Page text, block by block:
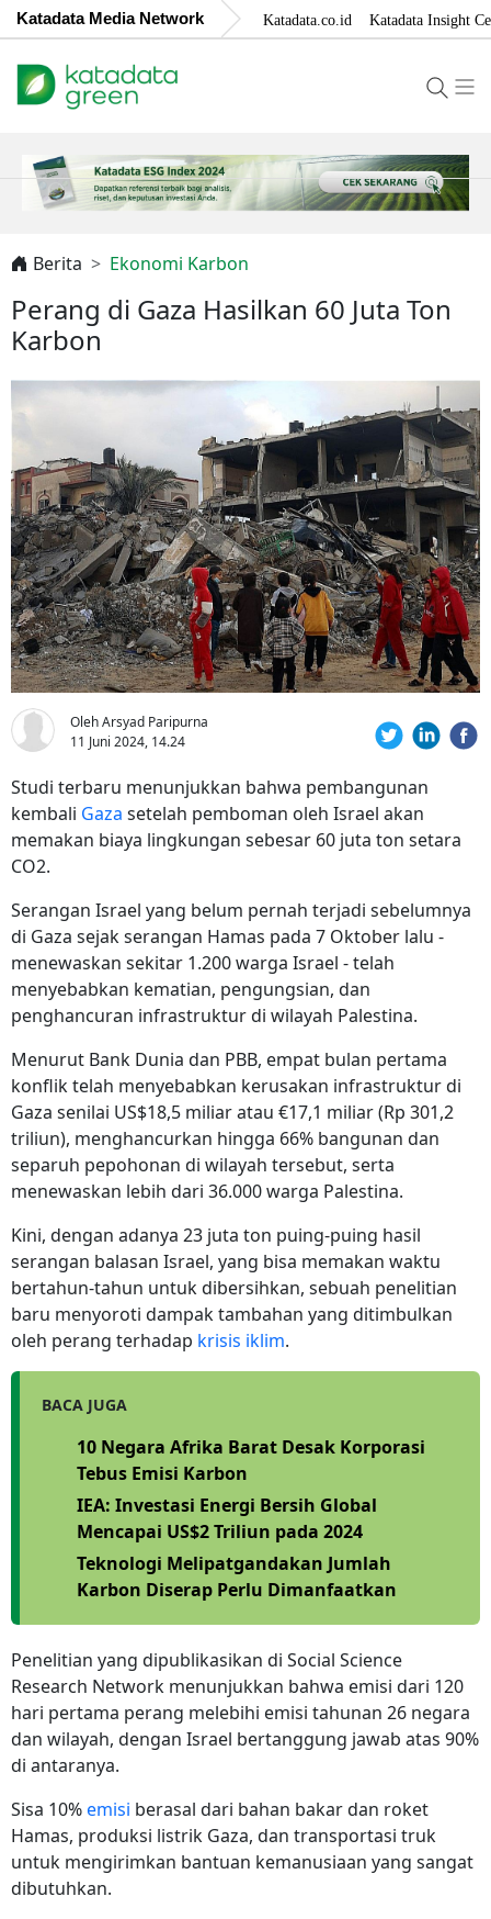
Katadata Media Network Katadata.co.id Katadata Insight
Berita Ekonomi Karbon
Perang di Gaza Hasilkan 60 Juta Ton
Karbon
Oleh Arsyad Paripurna
11 Juni 2024, 14.24
Studi terbaru menunjukkan bahwa pembangunan
kembali Gaza setelah pemboman oleh Israel akan
memakan biaya lingkungan sebesar 60 juta ton setara
CO2.
Serangan Israel yang belum pernah terjadi sebelumnya
di Gaza sejak serangan Hamas pada 7 Oktober lalu -
menewaskan sekitar 1.200 warga Israel - telah
menyebabkan kematian, pengungsian, dan
penghancuran infrastruktur di wilayah Palestina.
Menurut Bank Dunia dan PBB, empat bulan pertama
konflik telah menyebabkan kerusakan infrastruktur di
Gaza senilai US$18,5 miliar atau €17,1 miliar (Rp 301,2
triliun), menghancurkan hingga 66% bangunan dan
separuh pepohonan di wilayah tersebut, serta
menewaskan lebih dari 36.000 warga Palestina.
Kini, dengan adanya 23 juta ton puing-puing hasil
serangan balasan Israel, yang bisa memakan waktu
bertahun-tahun untuk dibersihkan, sebuah penelitian
baru menyoroti dampak tambahan yang ditimbulkan
oleh perang terhadap krisis iklim.
BACA JUGA
10 Negara Afrika Barat Desak Korporasi
Tebus Emisi Karbon
IEA: Investasi Energi Bersih Global
Mencapai US$2 Triliun pada 2024
Teknologi Melipatgandakan Jumlah
Karbon Diserap Perlu Dimanfaatkan
Penelitian yang dipublikasikan di Social Science
Research Network menunjukkan bahwa emisi dari 120
hari pertama perang melebihi emisi tahunan 26 negara
dan wilayah, dengan Israel bertanggung jawab atas 90%
di antaranya.
Sisa 10%emisi berasal dari bahan bakar dan roket
Hamas, produksi listrik Gaza, dan transportasi truk
untuk mengirimkan bantuan kemanusiaan yang sangat
dibutuhkan.